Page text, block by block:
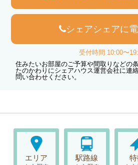
シェアシェアに
受付時間 10:00〜
住みたいお部屋のご予算や間取りなどの
たのかわりにシェアハウス運営会社に連
問い合わせください。
エリア 駅路線